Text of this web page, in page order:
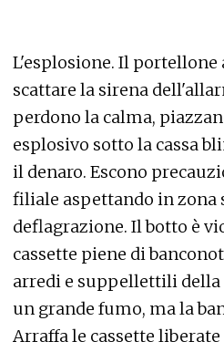
L'esplosione. Il
scattare la sirena
perdono la calma,
esplosivo sotto la cassa
il denaro. Escono
filiale aspettando in zona
deflagrazione. Il botto è
cassette piene di
arredi e suppellettili
un grande fumo, ma la
Arraffa le cassette